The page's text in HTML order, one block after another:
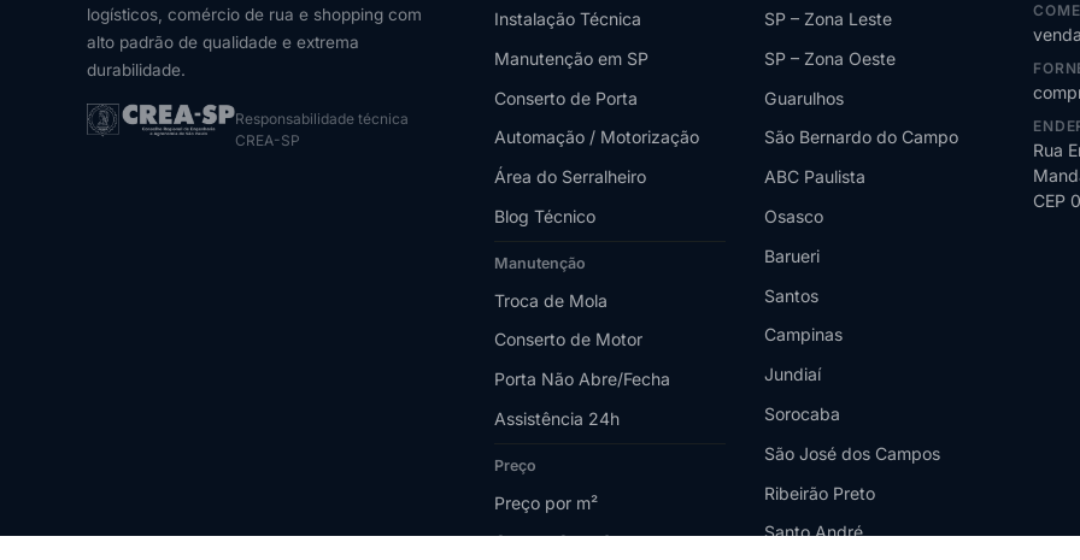
logísticos, comércio de rua e shopping com
alto padrão de qualidade e extrema
durabilidade.
Responsabilidade técnica
CREA-SP
Instalação Técnica
Manutenção em SP
Conserto de Porta
Automação / Motorização
Área do Serralheiro
Blog Técnico
Manutenção
Troca de Mola
Conserto de Motor
Porta Não Abre/Fecha
Assistência 24h
Preço
Preço por m²
Quanto Custa?
SP – Zona Leste
SP – Zona Oeste
Guarulhos
São Bernardo do Campo
ABC Paulista
Osasco
Barueri
Santos
Campinas
Jundiaí
Sorocaba
São José dos Campos
Ribeirão Preto
Santo André
Rua
CEP